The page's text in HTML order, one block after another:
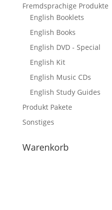
Fremdsprachige Produkte
English Booklets
English Books
English DVD - Special
English Kit
English Music CDs
English Study Guides
Produkt Pakete
Sonstiges
Warenkorb